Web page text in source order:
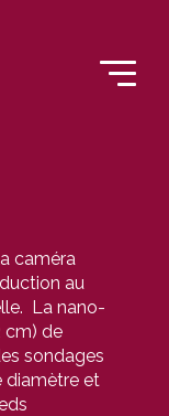
caméra
au
La nano-
cm) de
sondages
diamètre et